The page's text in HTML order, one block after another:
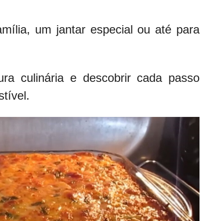
um jantar especial ou até para
culinária e descobrir cada passo